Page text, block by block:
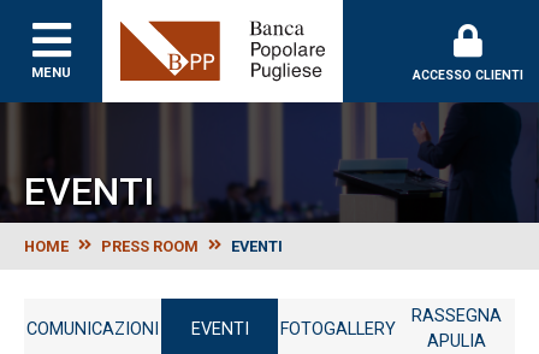
MENU
Banca Popolare
ACCESSO CLIENTI
EVENTI
HOME PRESS ROOM EVENTI
COMUNICAZIONI EVENTI FOTOGALLERY
RASSEGNA
APULIA